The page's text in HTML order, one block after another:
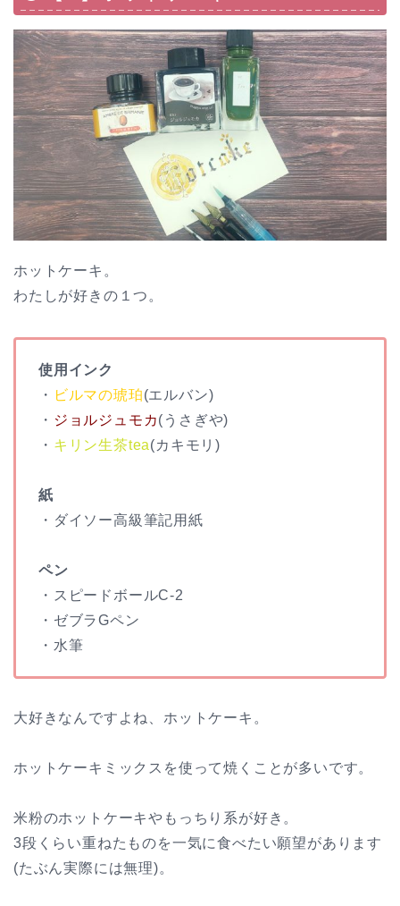
ホットケーキ。
わたしが好きの１つ。
使用インク
・ ビルマの琥珀(エルバン)
・ ジョルジュモカ(うさぎや)
・ キリン生茶tea(カキモリ)
紙
・ダイソー高級筆記用紙
ペン
・スピードボールC-2
・ゼブラGペン
・水筆
大好きなんですよね、ホットケーキ。
ホットケーキミックスを使って焼くことが多いです。
米粉のホットケーキやもっちり系が好き。
3段くらい重ねたものを一気に食べたい願望があります
(たぶん実際には無理)。